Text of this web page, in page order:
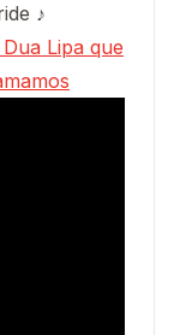
♪
Lipa que